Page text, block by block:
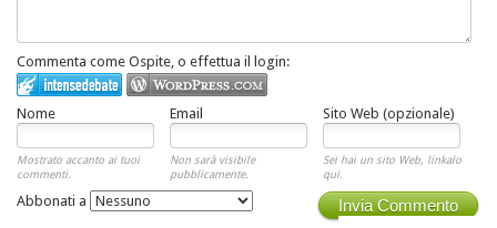
Commenta come Ospite, o effettua il login:
Nome Email Sito Web (opzionale)
Mostrato accanto ai tuoi
commenti.
Non sarà visibile
pubblicamente.
Sei hai un sito Web, linkalo
qui.
Invia Commento
Abbonati a